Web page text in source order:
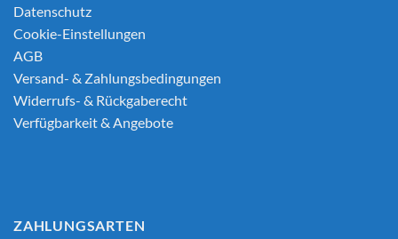
Datenschutz
Cookie-Einstellungen
AGB
Versand- & Zahlungsbedingungen
Widerrufs- & Rückgaberecht
Verfügbarkeit & Angebote
ZAHLUNGSARTEN